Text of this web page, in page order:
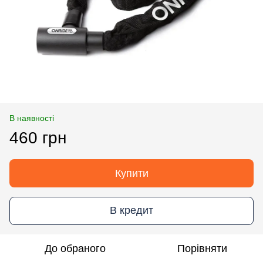
В наявності
460 грн
Купити
В кредит
До обраного Порівняти